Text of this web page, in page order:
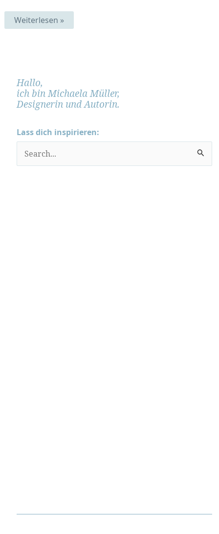
Selleriesalat:
Adventspost
Weiterlesen »
Hallo,
ich bin Michaela Müller,
Designerin und Autorin.
Lass dich inspirieren:
u